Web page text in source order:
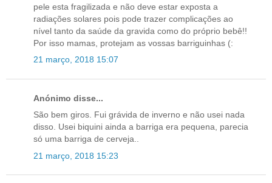
pele esta fragilizada e não deve estar exposta a
radiações solares pois pode trazer complicações ao
nível tanto da saúde da gravida como do próprio bebê!!
Por isso mamas, protejam as vossas barriguinhas (:
21 março, 2018 15:07
Anónimo disse...
São bem giros. Fui grávida de inverno e não usei nada
disso. Usei biquini ainda a barriga era pequena, parecia
só uma barriga de cerveja..
21 março, 2018 15:23